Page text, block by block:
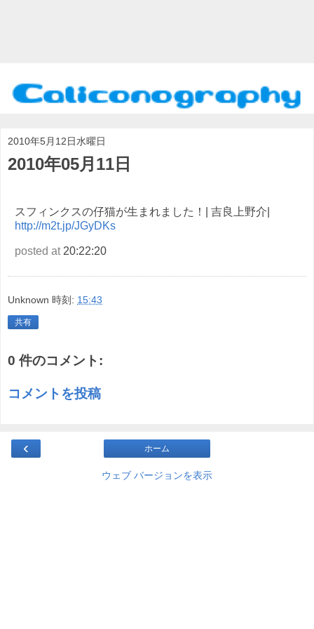
2010年5月12日水曜日
2010年05月11日
スフィンクスの仔猫が生まれました！| 吉良上野介|
http://m2t.jp/JGyDKs
posted at20:22:20
Unknown 時刻: 15:43
共有
0 件のコメント:
コメントを投稿
‹ ホーム
ウェブ バージョンを表示